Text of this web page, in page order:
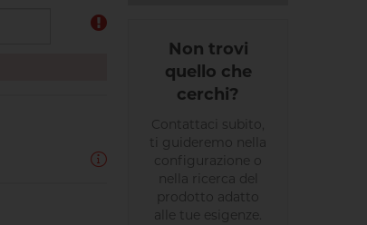
Non trovi
quello che
cerchi?
Contattaci subito,
ti guideremo nella
configurazione o
nella ricerca del
prodotto adatto
alle tue esigenze.